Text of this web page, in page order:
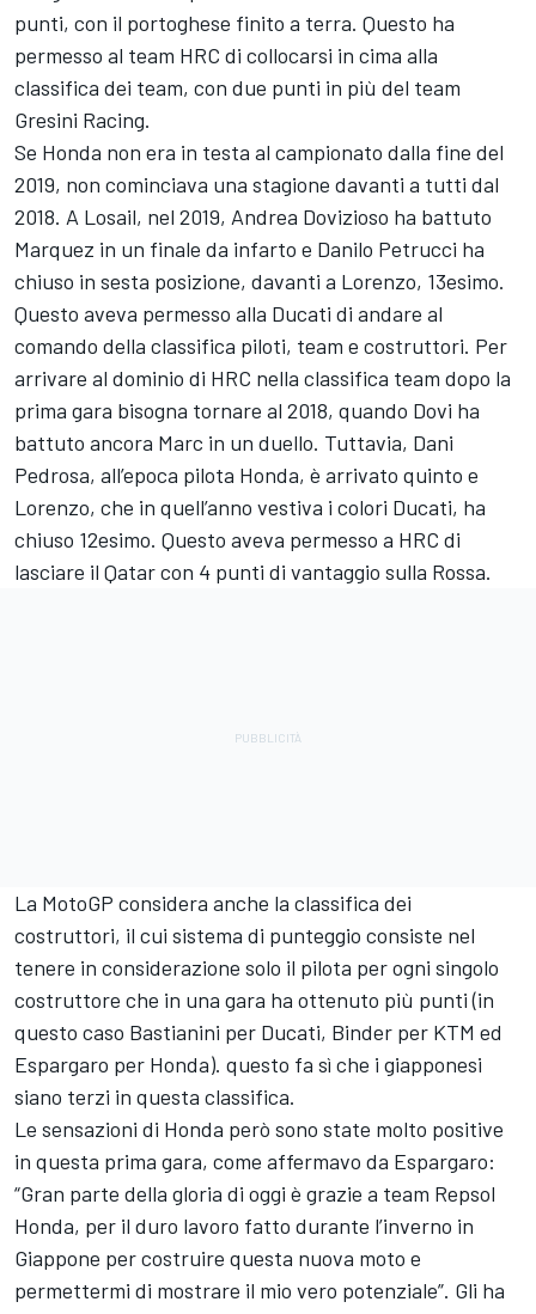
punti, con il portoghese finito a terra. Questo ha
permesso al team HRC di collocarsi in cima alla
classifica dei team, con due punti in più del team
Gresini Racing.
Se Honda non era in testa al campionato dalla fine del
2019, non cominciava una stagione davanti a tutti dal
2018. A Losail, nel 2019, Andrea Dovizioso ha battuto
Marquez in un finale da infarto e Danilo Petrucci ha
chiuso in sesta posizione, davanti a Lorenzo, 13esimo.
Questo aveva permesso alla Ducati di andare al
comando della classifica piloti, team e costruttori. Per
arrivare al dominio di HRC nella classifica team dopo la
prima gara bisogna tornare al 2018, quando Dovi ha
battuto ancora Marc in un duello. Tuttavia, Dani
Pedrosa, all’epoca pilota Honda, è arrivato quinto e
Lorenzo, che in quell’anno vestiva i colori Ducati, ha
chiuso 12esimo. Questo aveva permesso a HRC di
lasciare il Qatar con 4 punti di vantaggio sulla Rossa.
La MotoGP considera anche la classifica dei
costruttori, il cui sistema di punteggio consiste nel
tenere in considerazione solo il pilota per ogni singolo
costruttore che in una gara ha ottenuto più punti (in
questo caso Bastianini per Ducati, Binder per KTM ed
Espargaro per Honda). questo fa sì che i giapponesi
siano terzi in questa classifica.
Le sensazioni di Honda però sono state molto positive
in questa prima gara, come affermavo da Espargaro:
“Gran parte della gloria di oggi è grazie a team Repsol
Honda, per il duro lavoro fatto durante l’inverno in
Giappone per costruire questa nuova moto e
permettermi di mostrare il mio vero potenziale”. Gli ha